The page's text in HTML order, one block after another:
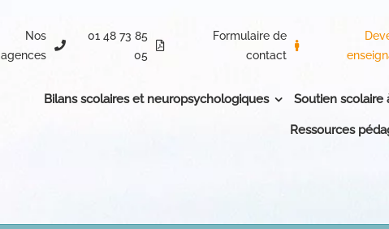
Nos
agences
01 48 73 85
05
Formulaire de
contact
Bilans scolaires et neuropsychologiques Soutien scolaire
Ressources